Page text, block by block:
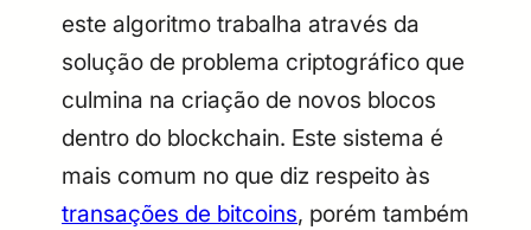
este algoritmo trabalha através da
solução de problema criptográfico que
culmina na criação de novos blocos
dentro do blockchain. Este sistema é
mais comum no que diz respeito às
transações de bitcoins, porém também